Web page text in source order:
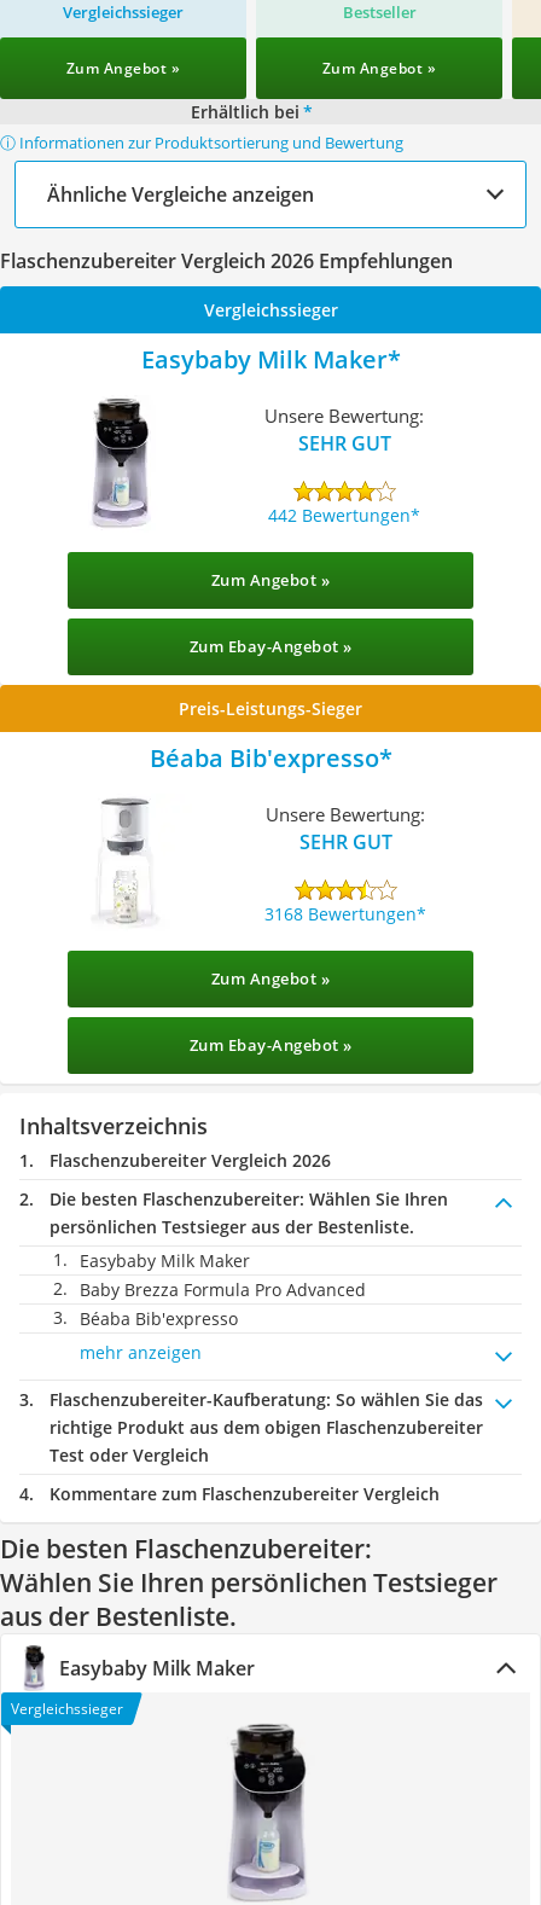
Vergleichssieger
Zum Angebot »
Bestseller
Zum Angebot »
Erhältlich bei *
ⓘ Informationen zur Produktsortierung und Bewertung
Ähnliche Vergleiche anzeigen
Flaschenzubereiter Vergleich 2026 Empfehlungen
Vergleichssieger
Easybaby Milk Maker
Unsere Bewertung:
SEHR GUT
442 Bewertungen
Zum Angebot »
Zum Ebay-Angebot »
Preis-Leistungs-Sieger
Béaba Bib'expresso
Unsere Bewertung:
SEHR GUT
3168 Bewertungen
Zum Angebot »
Zum Ebay-Angebot »
Inhaltsverzeichnis
Flaschenzubereiter Vergleich 2026
Die besten Flaschenzubereiter: Wählen Sie Ihren
persönlichen Testsieger aus der Bestenliste.
Easybaby Milk Maker
Baby Brezza Formula Pro Advanced
Béaba Bib'expresso
mehr anzeigen
Flaschenzubereiter-Kaufberatung: So wählen Sie das
richtige Produkt aus dem obigen Flaschenzubereiter
Test oder Vergleich
Kommentare zum Flaschenzubereiter Vergleich
Die besten Flaschenzubereiter:
Wählen Sie Ihren persönlichen Testsieger
aus der Bestenliste.
Easybaby Milk Maker
Vergleichssieger